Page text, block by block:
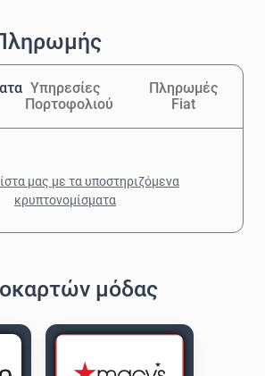
Υπηρεσίες
Πορτοφολιού
Πληρωμές
Fiat
μας με τα υποστηριζόμενα
κρυπτονομίσματα
μόδας